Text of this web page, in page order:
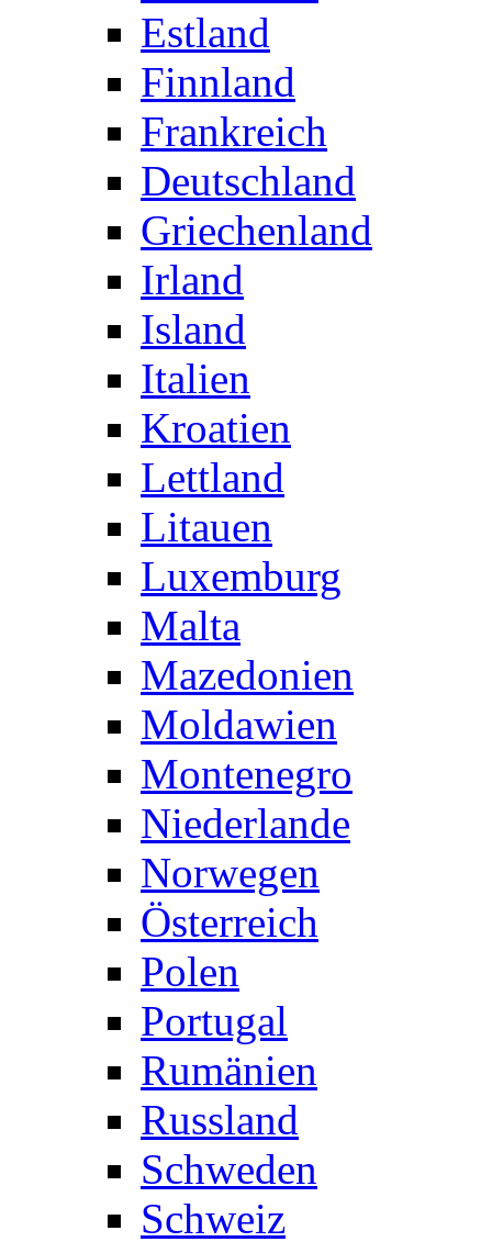
Estland
Finnland
Frankreich
Deutschland
Griechenland
Irland
Island
Italien
Kroatien
Lettland
Litauen
Luxemburg
Malta
Mazedonien
Moldawien
Montenegro
Niederlande
Norwegen
Österreich
Polen
Portugal
Rumänien
Russland
Schweden
Schweiz